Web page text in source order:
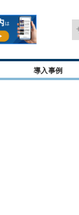
導入事例